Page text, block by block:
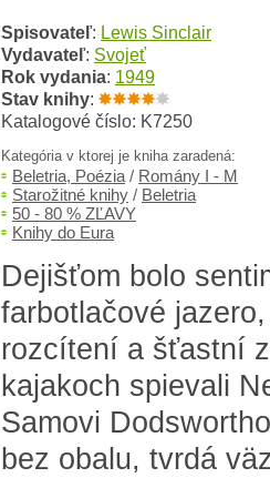
Spisovateľ: Lewis Sinclair
Vydavateľ: Svojeť
Rok vydania: 1949
Stav knihy:
Katalogové číslo: K7250
Kategória v ktorej je kniha zaradená:
Beletria, Poézia / Romány I - M
Starožitné knihy / Beletria
50 - 80 % ZĽAVY
Knihy do Eura
Dejišťom bolo
farbotlačové
rozcítení a šťastní
kajakoch spievali
Samovi
bez obalu, tvrdá